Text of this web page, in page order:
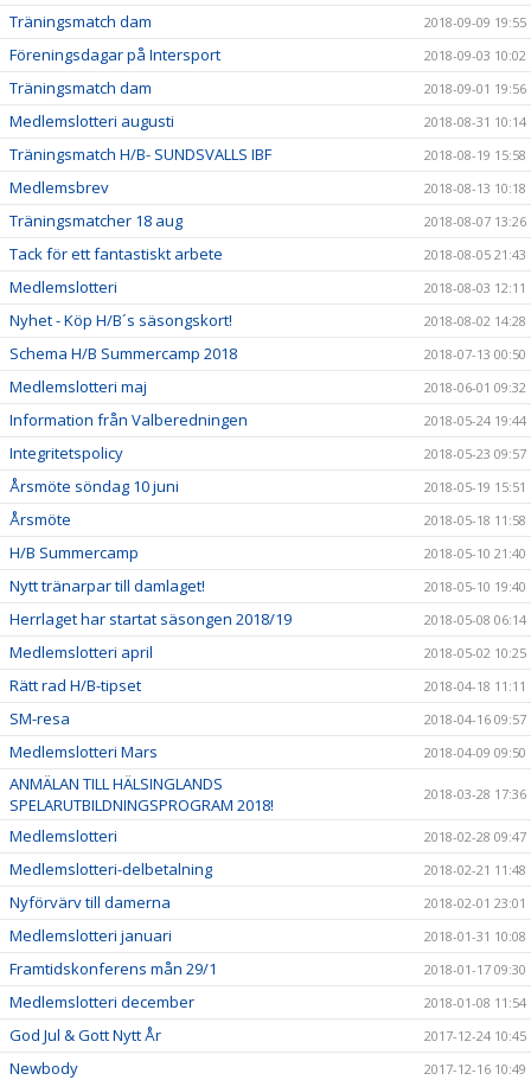
Träningsmatch dam 2018-09-09 19:55
Föreningsdagar på Intersport 2018-09-03 10:02
Träningsmatch dam 2018-09-01 19:56
Medlemslotteri augusti 2018-08-31 10:14
Träningsmatch H/B- SUNDSVALLS IBF 2018-08-19 15:58
Medlemsbrev 2018-08-13 10:18
Träningsmatcher 18 aug 2018-08-07 13:26
Tack för ett fantastiskt arbete 2018-08-05 21:43
Medlemslotteri 2018-08-03 12:11
Nyhet - Köp H/B´s säsongskort! 2018-08-02 14:28
Schema H/B Summercamp 2018 2018-07-13 00:50
Medlemslotteri maj 2018-06-01 09:32
Information från Valberedningen 2018-05-24 19:44
Integritetspolicy 2018-05-23 09:57
Årsmöte söndag 10 juni 2018-05-19 15:51
Årsmöte 2018-05-18 11:58
H/B Summercamp 2018-05-10 21:40
Nytt tränarpar till damlaget! 2018-05-10 19:40
Herrlaget har startat säsongen 2018/19 2018-05-08 06:14
Medlemslotteri april 2018-05-02 10:25
Rätt rad H/B-tipset 2018-04-18 11:11
SM-resa 2018-04-16 09:57
Medlemslotteri Mars 2018-04-09 09:50
ANMÄLAN TILL HÄLSINGLANDS
SPELARUTBILDNINGSPROGRAM 2018!
2018-03-28 17:36
Medlemslotteri 2018-02-28 09:47
Medlemslotteri-delbetalning 2018-02-21 11:48
Nyförvärv till damerna 2018-02-01 23:01
Medlemslotteri januari 2018-01-31 10:08
Framtidskonferens mån 29/1 2018-01-17 09:30
Medlemslotteri december 2018-01-08 11:54
God Jul & Gott Nytt År 2017-12-24 10:45
Newbody 2017-12-16 10:49